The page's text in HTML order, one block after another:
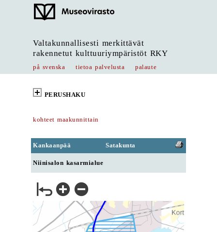
Valtakunnallisesti merkittävät
rakennetut kulttuuriympäristöt RKY
på svenska tietoa palvelusta palaute
PERUSHAKU
kohteet maakunnittain
Kankaanpää Satakunta
Niinisalon kasarmialue